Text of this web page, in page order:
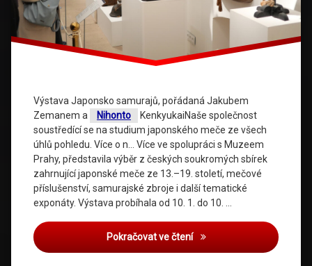
Výstava Japonsko samurajů, pořádaná Jakubem
Zemanem a
Nihonto
KenkyukaiNaše společnost
soustředící se na studium japonského meče ze všech
úhlů pohledu. Více o n… Více ve spolupráci s Muzeem
Prahy, představila výběr z českých soukromých sbírek
zahrnující japonské meče ze 13.–19. století, mečové
příslušenství, samurajské zbroje i další tematické
exponáty. Výstava probíhala od 10. 1. do 10. …
Pokračovat ve čteníSpolupráce na výstavě